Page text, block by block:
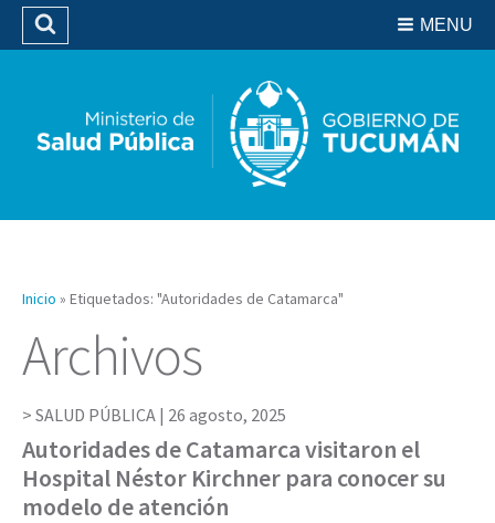
Biblioteca
MENU
Buscar
Inicio » Etiquetados: "Autoridades de Catamarca"
Archivos
SALUD PÚBLICA | 26 agosto, 2025
Autoridades de Catamarca visitaron el
Hospital Néstor Kirchner para conocer su
modelo de atención